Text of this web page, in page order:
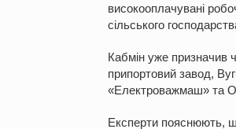
високооплачувані
сільського
Кабмін уже призначив
припортовий завод,
«Електроважмаш» та
Експерти пояснюють,